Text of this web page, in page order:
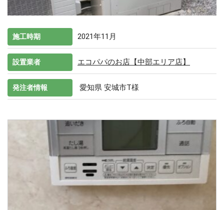
施工時期 2021年11月
設置業者 エコパパのお店【中部エリア店】
発注者情報 愛知県 安城市T様